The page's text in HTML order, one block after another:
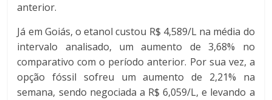
anterior.
Já em Goiás, o etanol custou R$ 4,589/L na média do
intervalo analisado, um aumento de 3,68% no
comparativo com o período anterior. Por sua vez, a
opção fóssil sofreu um aumento de 2,21% na
semana, sendo negociada a R$ 6,059/L, e levando a